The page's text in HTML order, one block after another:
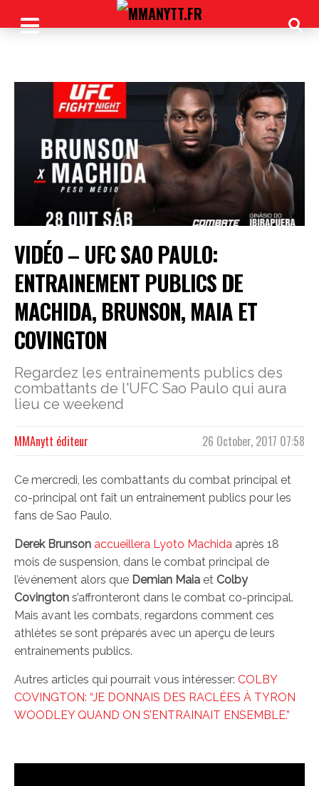
VIDÉO – UFC SAO PAULO:
ENTRAINEMENT PUBLICS DE
MACHIDA, BRUNSON, MAIA ET
COVINGTON
Regardez les entrainements publics des
combattants de l'UFC Sao Paulo qui aura
lieu ce weekend
26 October, 2017 07:58
MMAnytt éditeur
Ce mercredi, les combattants du combat principal et
co-principal ont fait un entrainement publics pour les
fans de Sao Paulo.
Derek Brunson accueillera Lyoto Machida après 18
mois de suspension, dans le combat principal de
l’événement alors que Demian Maia et Colby
Covington s’affronteront dans le combat co-principal.
Mais avant les combats, regardons comment ces
athlètes se sont préparés avec un aperçu de leurs
entrainements publics.
Autres articles qui pourrait vous intéresser: COLBY
COVINGTON: “JE DONNAIS DES RACLÉES À TYRON
WOODLEY QUAND ON S’ENTRAINAIT ENSEMBLE.”